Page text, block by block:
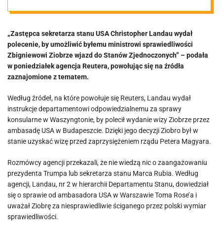
wydać szycha z
Departamentu
Stanu.
Przekazano
krótki
komunikat
„Zastępca sekretarza stanu USA Christopher Landau wydał
polecenie, by umożliwić byłemu ministrowi sprawiedliwości
Zbigniewowi Ziobrze wjazd do Stanów Zjednoczonych” – podała
w poniedziałek agencja Reutera, powołując się na źródła
zaznajomione z tematem.
Według źródeł, na które powołuje się Reuters, Landau wydał
instrukcje departamentowi odpowiedzialnemu za sprawy
konsularne w Waszyngtonie, by polecił wydanie wizy Ziobrze przez
ambasadę USA w Budapeszcie. Dzięki jego decyzji Ziobro był w
stanie uzyskać wizę przed zaprzysiężeniem rządu Petera Magyara.
Rozmówcy agencji przekazali, że nie wiedzą nic o zaangażowaniu
prezydenta Trumpa lub sekretarza stanu Marca Rubia. Według
agencji, Landau, nr 2 w hierarchii Departamentu Stanu, dowiedział
się o sprawie od ambasadora USA w Warszawie Toma Rose’a i
uważał Ziobrę za niesprawiedliwie ściganego przez polski wymiar
sprawiedliwości.